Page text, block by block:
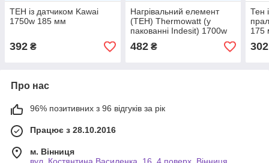
ТЕН із датчиком Kawai
1750w 185 мм
392 ₴
Нагрівальний елемент
(ТЕН) Thermowatt (у
пакованні Indesit) 1700w
190 мм, з відведенням.
482₴
Тен
175
302
Про нас
96% позитивних з 96 відгуків за рік
Працює з 28.10.2016
м. Вінниця